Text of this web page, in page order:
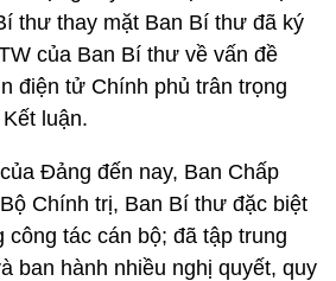
thư thay mặt Ban Bí thư đã ký
của Ban Bí thư về vấn đề
điện tử Chính phủ trân trọng
luận.
Đảng đến nay, Ban Chấp
Chính trị, Ban Bí thư đặc biệt
công tác cán bộ; đã tập trung
ban hành nhiều nghị quyết, quy